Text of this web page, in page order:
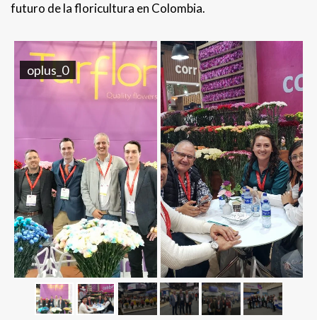
futuro de la floricultura en Colombia.
oplus_0